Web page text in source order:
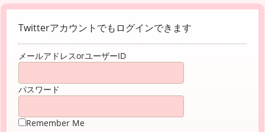
Twitterアカウントでもログインできます
メールアドレスorユーザーID
パスワード
Remember Me